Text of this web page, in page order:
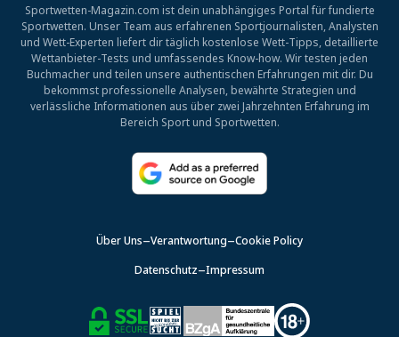
Sportwetten-Magazin.com ist dein unabhängiges Portal für fundierte
Sportwetten. Unser Team aus erfahrenen Sportjournalisten, Analysten
und Wett-Experten liefert dir täglich kostenlose Wett-Tipps, detaillierte
Wettanbieter-Tests und umfassendes Know-how. Wir testen jeden
Buchmacher und teilen unsere authentischen Erfahrungen mit dir. Du
bekommst professionelle Analysen, bewährte Strategien und
verlässliche Informationen aus über zwei Jahrzehnten Erfahrung im
Bereich Sport und Sportwetten.
Über Uns Verantwortung Cookie Policy
Datenschutz Impressum